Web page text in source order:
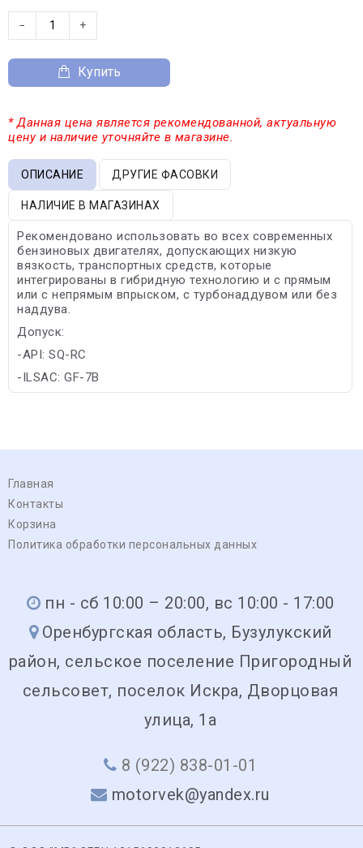
− +
Купить
* Данная цена является рекомендованной, актуальную
цену и наличие уточняйте в магазине.
ОПИСАНИЕ ДРУГИЕ ФАСОВКИ
НАЛИЧИЕ В МАГАЗИНАХ
Рекомендовано использовать во всех современных
бензиновых двигателях, допускающих низкую
вязкость, транспортных средств, которые
интегрированы в гибридную технологию и с прямым
или с непрямым впрыском, с турбонаддувом или без
наддува.
Допуск:
-API: SQ-RC
-ILSAC: GF-7B
Главная
Контакты
Корзина
Политика обработки персональных данных
пн - сб 10:00 – 20:00, вс 10:00 - 17:00
Оренбургская область, Бузулукский
район, сельское поселение Пригородный
сельсовет, поселок Искра, Дворцовая
улица, 1а
8 (922) 838-01-01
motorvek@yandex.ru